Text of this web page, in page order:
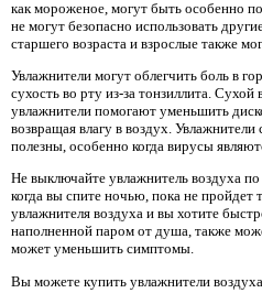
как мороженое, могут быть особенно
не могут безопасно использовать
старшего возраста и взрослые также
Увлажнители могут облегчить боль в
сухость во рту из-за тонзиллита.
увлажнители помогают уменьшить
возвращая влагу в воздух.
полезны, особенно когда вирусы
Не выключайте увлажнитель воздуха
когда вы спите ночью, пока не пройдет
увлажнителя воздуха и вы хотите
наполненной паром от душа, также
может уменьшить симптомы.
Вы можете купить увлажнители